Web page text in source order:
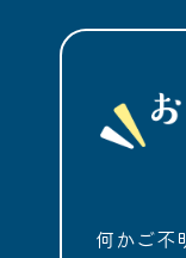
何かご不